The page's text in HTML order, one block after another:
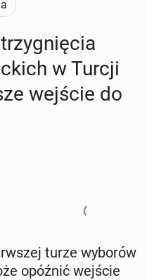
w Turcji
wejście do
turze wyborów
opóźnić wejście